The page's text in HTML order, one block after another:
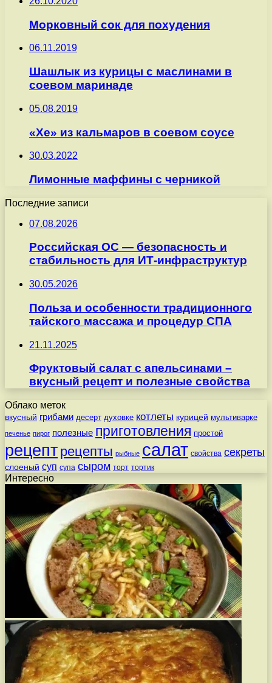
Морковный сок для похудения
06.11.2019
Шашлык из курицы с маслинами в
соевом маринаде
05.08.2019
«Хе» из кальмаров в соевом соусе
30.03.2022
Лимонные маффины с черникой
Последние записи
07.08.2026
Российская ОС — безопасность и
стабильность для ИТ-инфраструктур
30.05.2026
Польза и особенности традиционного
тайского массажа и процедур СПА
21.11.2025
Фруктовый салат с апельсинами –
вкусный рецепт и полезные свойства
Облако меток
вкусный грибами десерт духовке котлеты курицей мультиварке
печенье пирог полезные приготовления простой
рецепт рецепты рыбные салат свойства секреты
слоеный суп супа сыром торт тортик
Интересно